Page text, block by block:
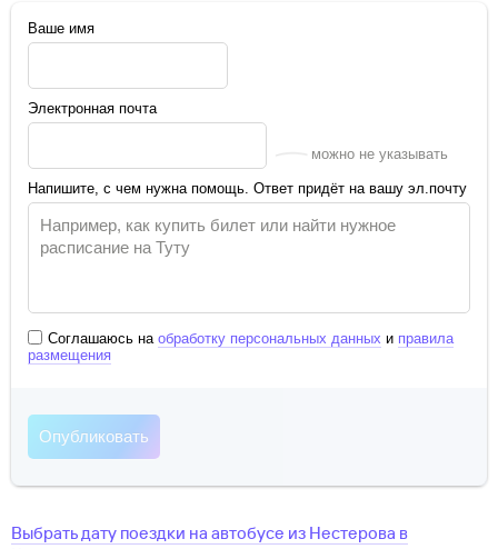
Ваше имя
Электронная почта
можно не указывать
Напишите, с чем нужна помощь. Ответ придёт на вашу эл.почту
Соглашаюсь на обработку персональных данных и правила
размещения
Выбрать дату поездки на автобусе из Нестерова в